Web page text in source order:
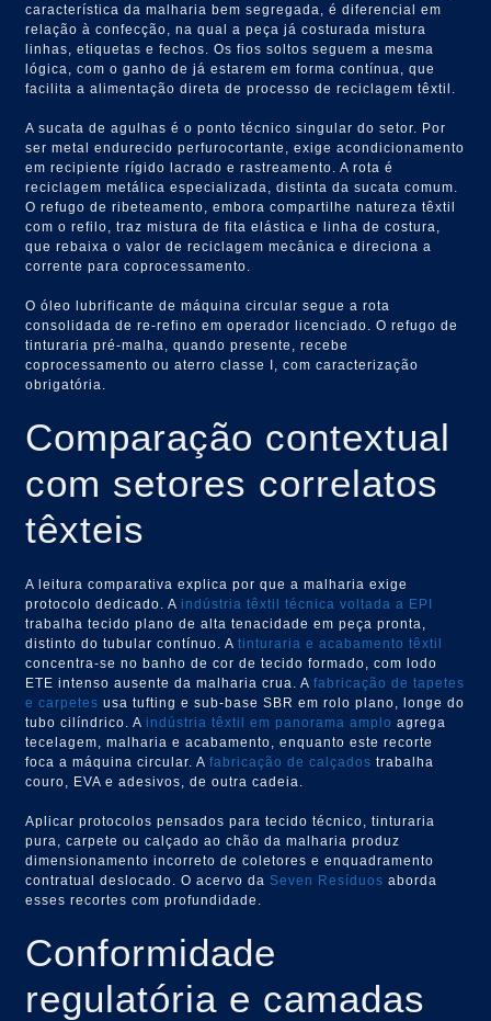
característica da malharia bem segregada, é diferencial em
relação à confecção, na qual a peça já costurada mistura
linhas, etiquetas e fechos. Os fios soltos seguem a mesma
lógica, com o ganho de já estarem em forma contínua, que
facilita a alimentação direta de processo de reciclagem têxtil.
A sucata de agulhas é o ponto técnico singular do setor. Por
ser metal endurecido perfurocortante, exige acondicionamento
em recipiente rígido lacrado e rastreamento. A rota é
reciclagem metálica especializada, distinta da sucata comum.
O refugo de ribeteamento, embora compartilhe natureza têxtil
com o refilo, traz mistura de fita elástica e linha de costura,
que rebaixa o valor de reciclagem mecânica e direciona a
corrente para coprocessamento.
O óleo lubrificante de máquina circular segue a rota
consolidada de re-refino em operador licenciado. O refugo de
tinturaria pré-malha, quando presente, recebe
coprocessamento ou aterro classe I, com caracterização
obrigatória.
Comparação contextual
com setores correlatos
têxteis
A leitura comparativa explica por que a malharia exige
protocolo dedicado. A indústria têxtil técnica voltada a EPI
trabalha tecido plano de alta tenacidade em peça pronta,
distinto do tubular contínuo. Atinturaria e acabamento têxtil
concentra-se no banho de cor de tecido formado, com lodo
ETE intenso ausente da malharia crua. Afabricação de tapetes
e carpetes usa tufting e sub-base SBR em rolo plano, longe do
tubo cilíndrico. A indústria têxtil em panorama amplo agrega
tecelagem, malharia e acabamento, enquanto este recorte
foca a máquina circular. Afabricação de calçados trabalha
couro, EVA e adesivos, de outra cadeia.
Aplicar protocolos pensados para tecido técnico, tinturaria
pura, carpete ou calçado ao chão da malharia produz
dimensionamento incorreto de coletores e enquadramento
contratual deslocado. O acervo da Seven Resíduos aborda
esses recortes com profundidade.
Conformidade
regulatória e camadas